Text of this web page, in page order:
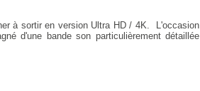
à sortir en version Ultra HD / 4K. L'occasion
d'une bande son particulièrement détaillée